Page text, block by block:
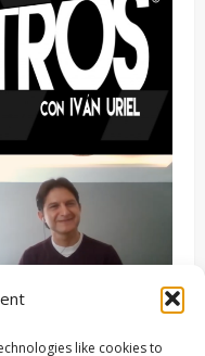
like cookies to